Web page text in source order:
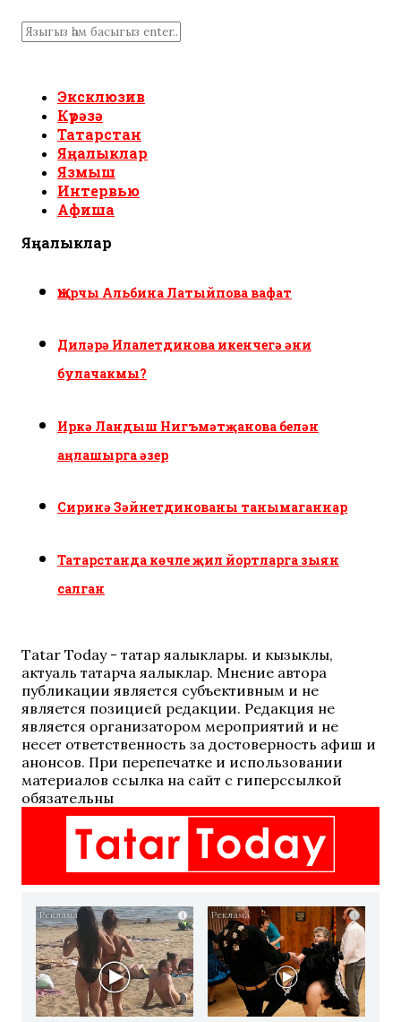
Эксклюзив
Күрәзә
Татарстан
Яңалыклар
Язмыш
Интервью
Афиша
Яңалыклар
Җырчы Альбина Латыйпова вафат
Диләрә Илалетдинова икенчегә әни
булачакмы?
Иркә Ландыш Нигъмәтҗанова белән
аңлашырга әзер
Сиринә Зәйнетдинованы танымаганнар
Татарстанда көчле җил йортларга зыян
салган
Tatar Today - татар яңалыклары. иң кызыклы,
актуаль татарча яңалыклар. Мнение автора
публикации является субъективным и не
является позицией редакции. Редакция не
является организатором мероприятий и не
несет ответственность за достоверность афиш и
анонсов. При перепечатке и использовании
материалов ссылка на сайт с гиперссылкой
обязательны
i i